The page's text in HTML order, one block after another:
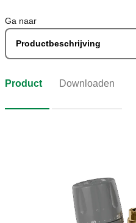
Ga naar
Productbeschrijving
Product Downloaden